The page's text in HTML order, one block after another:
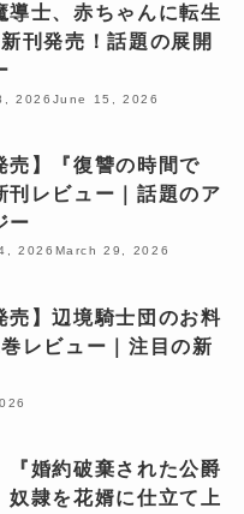
導士、赤ちゃんに転生
刊発売！話題の展開
2026 June 15, 2026
売】『復讐の時間で
刊レビュー｜話題のア
ー
2026 March 29, 2026
売】辺境騎士団のお料
レビュー｜注目の新
『婚約破棄された公爵
奴隷を花婿に仕立て上